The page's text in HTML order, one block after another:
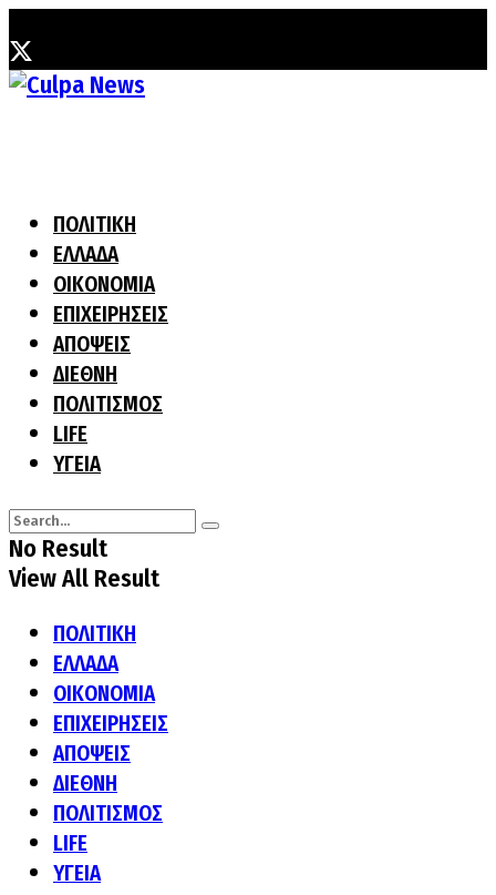
ΠΟΛΙΤΙΚΗ
ΕΛΛΑΔΑ
ΟΙΚΟΝΟΜΙΑ
ΕΠΙΧΕΙΡΗΣΕΙΣ
ΑΠΟΨΕΙΣ
ΔΙΕΘΝΗ
ΠΟΛΙΤΙΣΜΟΣ
LIFE
ΥΓΕΙΑ
No Result
View All Result
ΠΟΛΙΤΙΚΗ
ΕΛΛΑΔΑ
ΟΙΚΟΝΟΜΙΑ
ΕΠΙΧΕΙΡΗΣΕΙΣ
ΑΠΟΨΕΙΣ
ΔΙΕΘΝΗ
ΠΟΛΙΤΙΣΜΟΣ
LIFE
ΥΓΕΙΑ